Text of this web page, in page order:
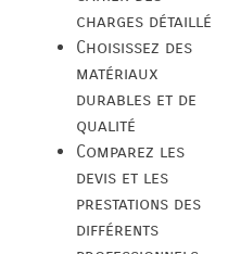
charges détaillé
Choisissez des
matériaux
durables et de
qualité
Comparez les
devis et les
prestations des
différents